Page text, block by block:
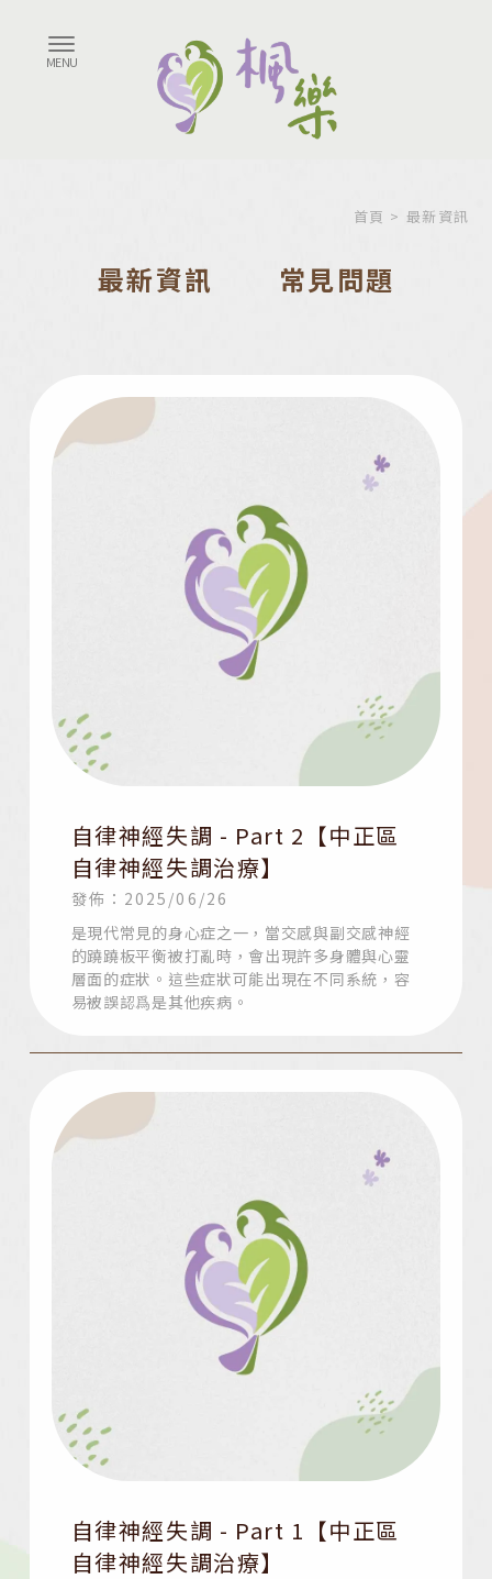
首頁 > 最新資訊
最新資訊 常見問題
自律神經失調 - Part 2【中正區
自律神經失調治療】
發佈：2025/06/26
是現代常見的身心症之一，當交感與副交感神經
的蹺蹺板平衡被打亂時，會出現許多身體與心靈
層面的症狀。這些症狀可能出現在不同系統，容
易被誤認爲是其他疾病。
自律神經失調 - Part 1【中正區
自律神經失調治療】